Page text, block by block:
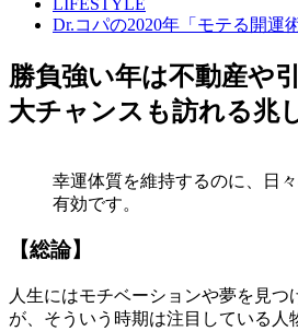
Dr.コパの2020年「モテる開運術
勝負強い年は不動産や
大チャンスも訪れる兆
幸運体質を維持するのに、日
有効です。
【総論】
人生にはモチベーションや夢を見つ
が、そういう時期は注目している人